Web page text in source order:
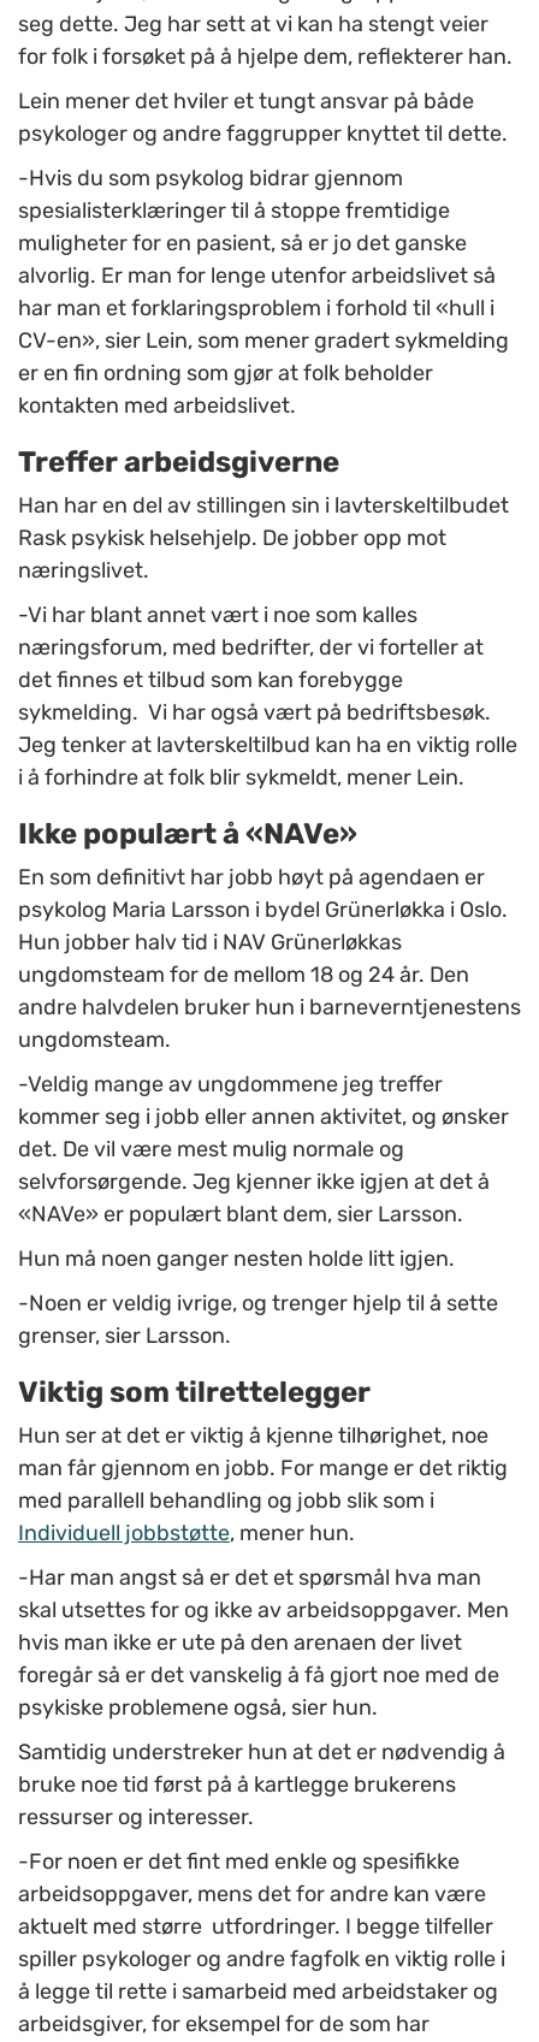
seg dette. Jeg har sett at vi kan ha stengt veier
for folk i forsøket på å hjelpe dem, reflekterer han.
Lein mener det hviler et tungt ansvar på både
psykologer og andre faggrupper knyttet til dette.
-Hvis du som psykolog bidrar gjennom
spesialisterklæringer til å stoppe fremtidige
muligheter for en pasient, så er jo det ganske
alvorlig. Er man for lenge utenfor arbeidslivet så
har man et forklaringsproblem i forhold til «hull i
CV-en», sier Lein, som mener gradert sykmelding
er en fin ordning som gjør at folk beholder
kontakten med arbeidslivet.
Treffer arbeidsgiverne
Han har en del av stillingen sin i lavterskeltilbudet
Rask psykisk helsehjelp. De jobber opp mot
næringslivet.
-Vi har blant annet vært i noe som kalles
næringsforum, med bedrifter, der vi forteller at
det finnes et tilbud som kan forebygge
sykmelding. Vi har også vært på bedriftsbesøk.
Jeg tenker at lavterskeltilbud kan ha en viktig rolle
i å forhindre at folk blir sykmeldt, mener Lein.
Ikke populært å «NAVe»
En som definitivt har jobb høyt på agendaen er
psykolog Maria Larsson i bydel Grünerløkka i Oslo.
Hun jobber halv tid i NAV Grünerløkkas
ungdomsteam for de mellom 18 og 24 år. Den
andre halvdelen bruker hun i barneverntjenestens
ungdomsteam.
-Veldig mange av ungdommene jeg treffer
kommer seg i jobb eller annen aktivitet, og ønsker
det. De vil være mest mulig normale og
selvforsørgende. Jeg kjenner ikke igjen at det å
«NAVe» er populært blant dem, sier Larsson.
Hun må noen ganger nesten holde litt igjen.
-Noen er veldig ivrige, og trenger hjelp til å sette
grenser, sier Larsson.
Viktig som tilrettelegger
Hun ser at det er viktig å kjenne tilhørighet, noe
man får gjennom en jobb. For mange er det riktig
med parallell behandling og jobb slik som i
Individuell jobbstøtte, mener hun.
-Har man angst så er det et spørsmål hva man
skal utsettes for og ikke av arbeidsoppgaver. Men
hvis man ikke er ute på den arenaen der livet
foregår så er det vanskelig å få gjort noe med de
psykiske problemene også, sier hun.
Samtidig understreker hun at det er nødvendig å
bruke noe tid først på å kartlegge brukerens
ressurser og interesser.
-For noen er det fint med enkle og spesifikke
arbeidsoppgaver, mens det for andre kan være
aktuelt med større utfordringer. I begge tilfeller
spiller psykologer og andre fagfolk en viktig rolle i
å legge til rette i samarbeid med arbeidstaker og
arbeidsgiver, for eksempel for de som har